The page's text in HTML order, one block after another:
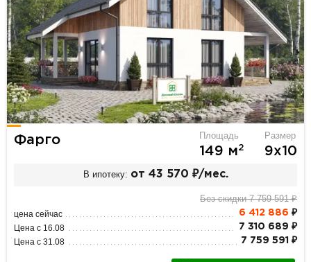
Фарго Площадь
149 м2
Размер
9х10
В ипотеку: от 43 570 ₽/мес.
Без скидки 7 759 591 ₽
цена сейчас 6 412 886 ₽
Цена с 16.08 7 310 689 ₽
Цена с 31.08 7 759 591 ₽